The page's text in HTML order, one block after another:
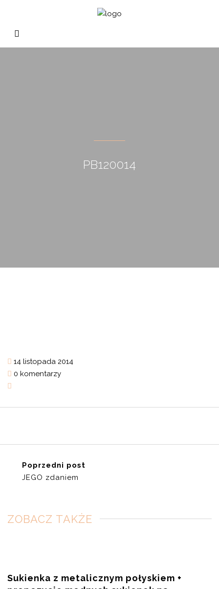
PB120014
14 listopada 2014
0 komentarzy
Poprzedni post
JEGO zdaniem
ZOBACZ TAKŻE
Sukienka z metalicznym połyskiem +